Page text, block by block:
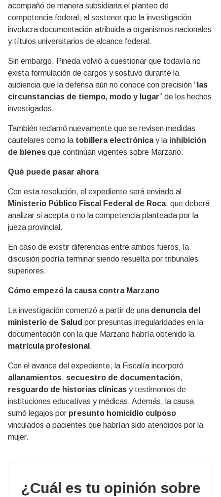
acompañó de manera subsidiaria el planteo de
competencia federal, al sostener que la investigación
involucra documentación atribuida a organismos nacionales
y títulos universitarios de alcance federal.
Sin embargo, Pineda volvió a cuestionar que todavía no
exista formulación de cargos y sostuvo durante la
audiencia que la defensa aún no conoce con precisión “ las
circunstancias de tiempo, modo y lugar” de los hechos
investigados.
También reclamó nuevamente que se revisen medidas
cautelares como la tobillera electrónicay la inhibición
de bienes que continúan vigentes sobre Marzano.
Qué puede pasar ahora
Con esta resolución, el expediente será enviado al
Ministerio Público Fiscal Federal de Roca, que deberá
analizar si acepta o no la competencia planteada por la
jueza provincial.
En caso de existir diferencias entre ambos fueros, la
discusión podría terminar siendo resuelta por tribunales
superiores.
Cómo empezó la causa contra Marzano
La investigación comenzó a partir de una denuncia del
ministerio de Salud por presuntas irregularidades en la
documentación con la que Marzano habría obtenido la
matrícula profesional .
Con el avance del expediente, la Fiscalía incorporó
allanamientos, secuestro de documentación,
resguardo de historias clínicas y testimonios de
instituciones educativas y médicas. Además, la causa
sumó legajos por presunto homicidio culposo
vinculados a pacientes que habrían sido atendidos por la
mujer.
¿Cuál es tu opinión sobre